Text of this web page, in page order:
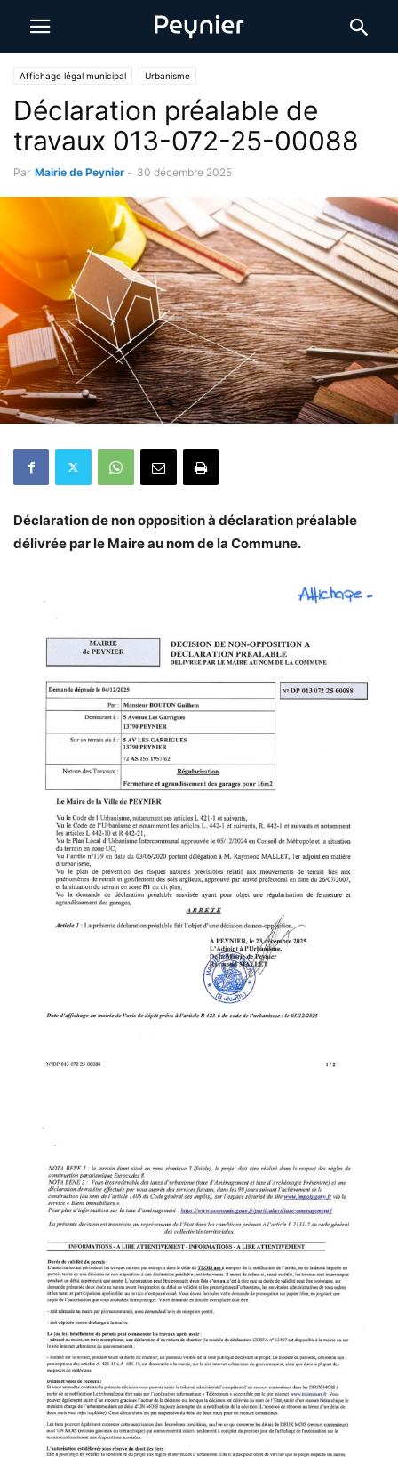
Affichage légal municipal Urbanisme
Déclaration préalable de
travaux 013-072-25-00088
Par Mairie de Peynier - 30 décembre 2025
Déclaration de non opposition à déclaration préalable
délivrée par le Maire au nom de la Commune.